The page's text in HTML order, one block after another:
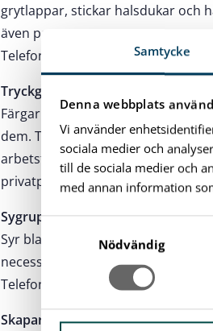
Samtycke
Denna webbplats
Vi använder
sociala medier och
till de sociala medier och
med annan information
S
a
m
t
c
Nödvändig
grytlappar, stickar halsdukar och
även papper.
Telefon: 0454 – 810 27.
Tryckgruppen
Färgar och trycker tyg till
dem. Tygerna manglas för att
arbetstagarna i daglig
privatpersoner.
Sygruppen (före detta Affären)
Syr bland annat ryggsäckar,
necessärer, förkläden, grytlappar
Telefon: 0454 – 812 98
Skapargruppen